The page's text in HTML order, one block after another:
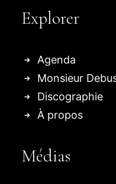
Explorer
Agenda
Monsieur
Discographie
À propos
Médias